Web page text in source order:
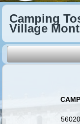
Camping
Village